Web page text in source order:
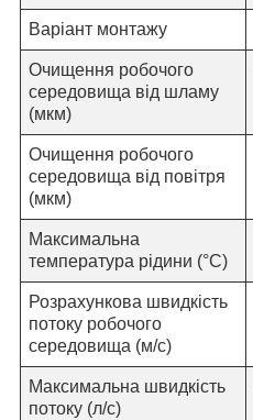
Варіант монтажу
Очищення робочого
середовища від шламу
(мкм)
Очищення робочого
середовища від повітря
(мкм)
Максимальна
температура рідини (°C)
Розрахункова швидкість
потоку робочого
середовища (м/с)
Максимальна швидкість
потоку (л/c)